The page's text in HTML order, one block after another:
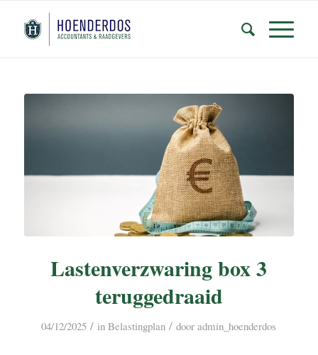
Lastenverzwaring box 3
teruggedraaid
04/12/2025 / inBelastingplan / dooradmin_hoenderdos